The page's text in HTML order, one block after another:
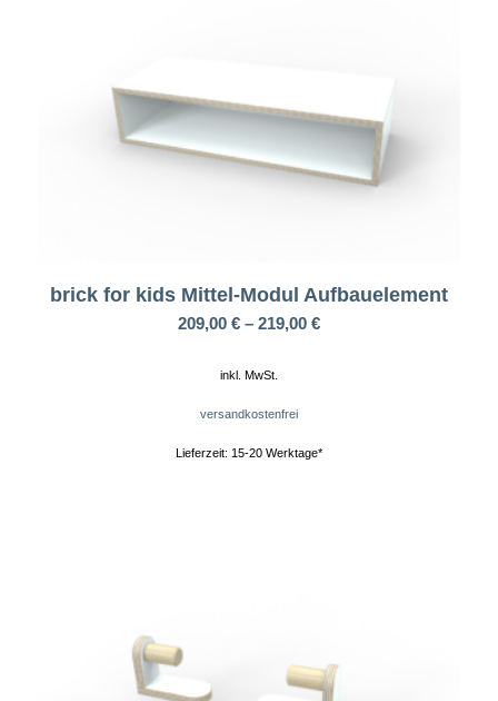
brick for kids Mittel-Modul Aufbauelement
209,00 €– 219,00 €
inkl. MwSt.
versandkostenfrei
Lieferzeit: 15-20 Werktage*